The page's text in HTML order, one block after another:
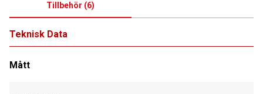
Tillbehör (6)
Teknisk Data
Mått